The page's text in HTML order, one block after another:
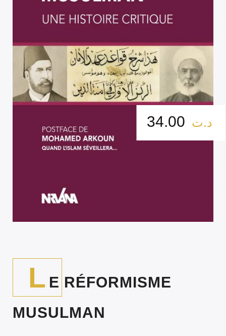
د.ت
L E RÉFORMISME
MUSULMAN